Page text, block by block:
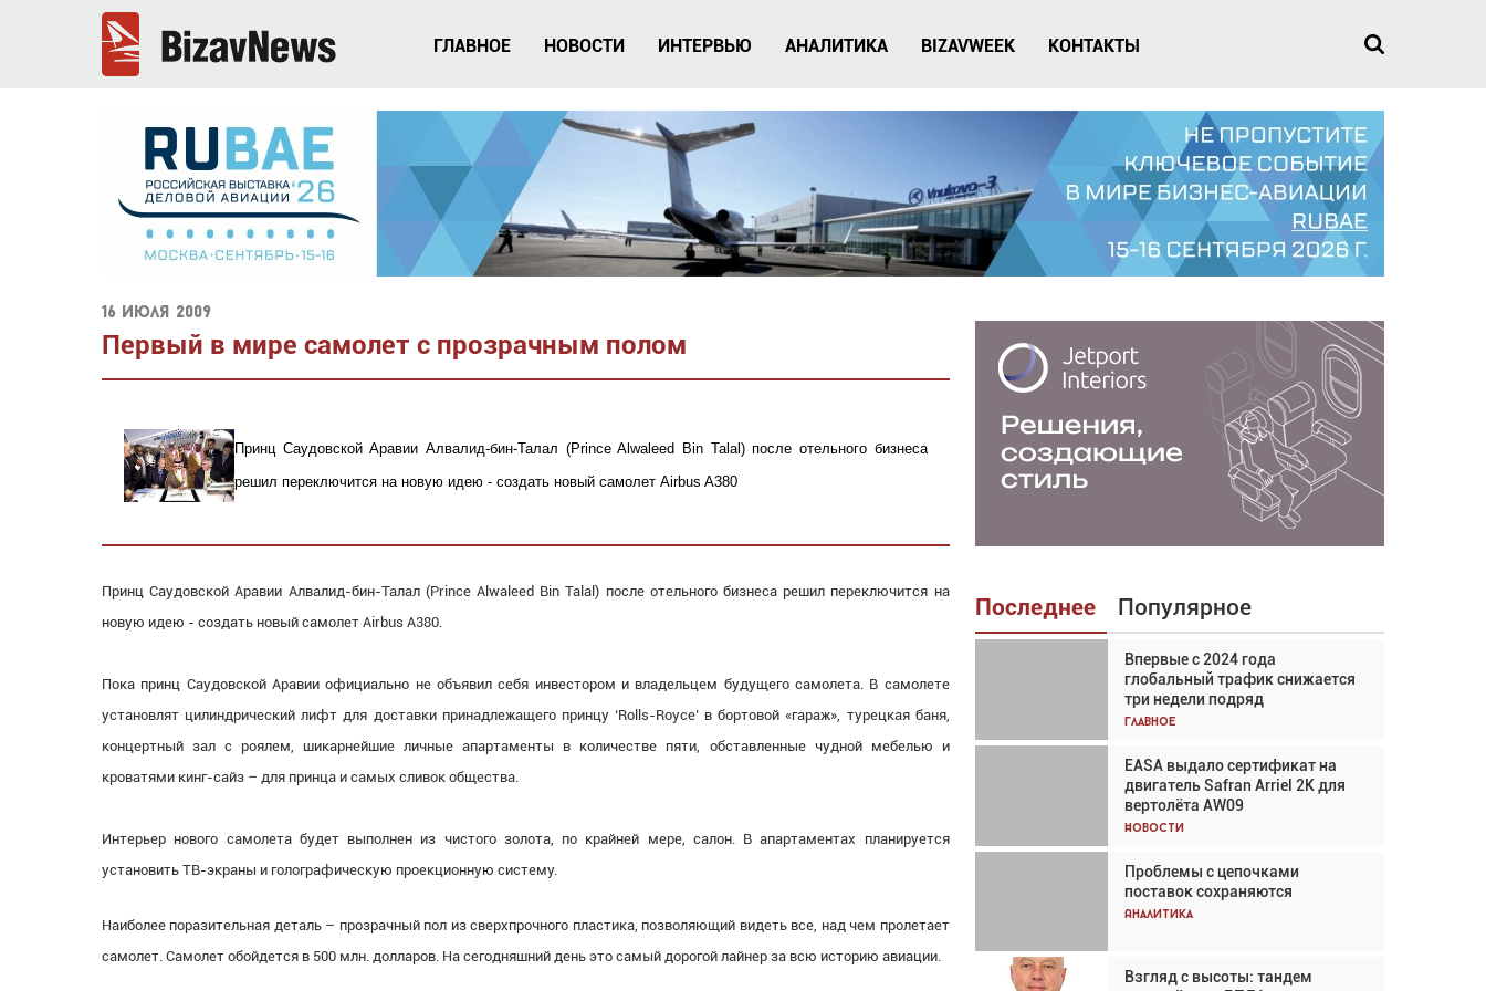
ГЛАВНОЕ НОВОСТИ ИНТЕРВЬЮ АНАЛИТИКА BIZAVWEEK КОНТАКТЫ
16 июля 2009
Первый в мире самолет с прозрачным полом
Принц Саудовской Аравии Алвалид-бин-Талал (Prince Alwaleed Bin Talal) после отельного бизнеса
решил переключится на новую идею - создать новый самолет Airbus A380
Принц Саудовской Аравии Алвалид-бин-Талал (Prince Alwaleed Bin Talal) после отельного бизнеса решил переключится на
новую идею - создать новый самолет Airbus A380.
Пока принц Саудовской Аравии официально не объявил себя инвестором и владельцем будущего самолета. В самолете
установлят цилиндрический лифт для доставки принадлежащего принцу ‘Rolls-Royce’ в бортовой «гараж», турецкая баня,
концертный зал с роялем, шикарнейшие личные апартаменты в количестве пяти, обставленные чудной мебелью и
кроватями кинг-сайз – для принца и самых сливок общества.
Интерьер нового самолета будет выполнен из чистого золота, по крайней мере, салон. В апартаментах планируется
установить ТВ-экраны и голографическую проекционную систему.
Наиболее поразительная деталь – прозрачный пол из сверхпрочного пластика, позволяющий видеть все, над чем пролетает
самолет. Самолет обойдется в 500 млн. долларов. На сегодняшний день это самый дорогой лайнер за всю историю авиации.
Последнее Популярное
Впервые с 2024 года
глобальный трафик снижается
три недели подряд
Главное
EASA выдало сертификат на
двигатель Safran Arriel 2K для
вертолёта AW09
Новости
Проблемы с цепочками
поставок сохраняются
Аналитика
Взгляд с высоты: тандем
Взгляд с высоты: тандем
вертолётов и БПЛА в
спасательных операциях
Главное
Авиационный фотограф Дэйв
Кох: «Фотография говорит сама
за себя... а ИИ всё портит»
Новости
Впервые с 2024 года
глобальный трафик снижается
три недели подряд
Частный самолёт – это актив.